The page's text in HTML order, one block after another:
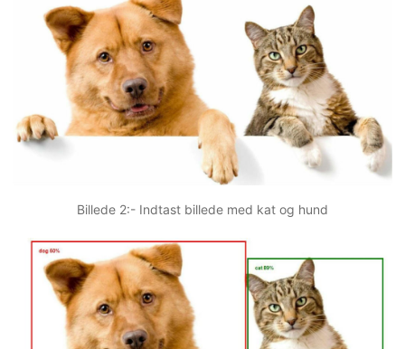
Billede 2:- Indtast billede med kat og hund